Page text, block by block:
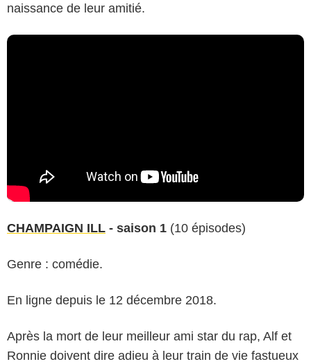
naissance de leur amitié.
CHAMPAIGN ILL - saison 1 (10 épisodes)
Genre : comédie.
En ligne depuis le 12 décembre 2018.
Après la mort de leur meilleur ami star du rap, Alf et
Ronnie doivent dire adieu à leur train de vie fastueux